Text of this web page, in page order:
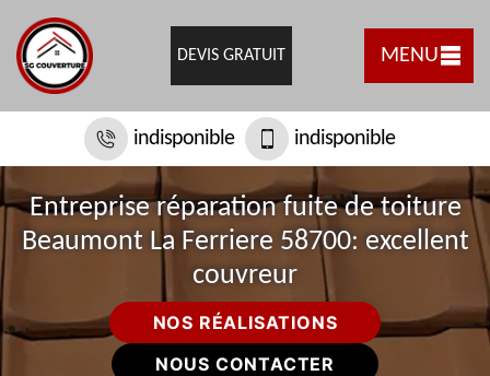
DEVIS GRATUIT MENU
indisponible indisponible
Entreprise réparation fuite de toiture
Beaumont La Ferriere 58700: excellent
couvreur
NOS RÉALISATIONS
NOUS CONTACTER